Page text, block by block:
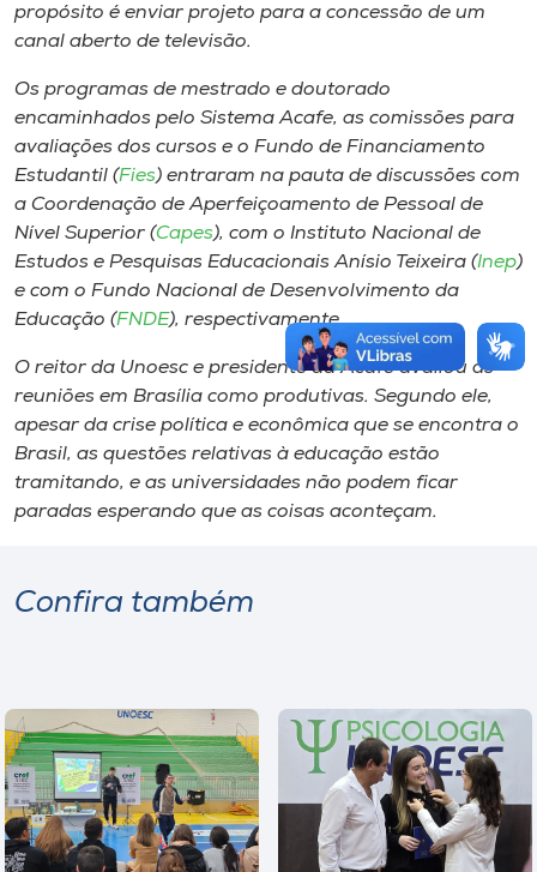
propósito é enviar projeto para a concessão de um
canal aberto de televisão.
Os programas de mestrado e doutorado
encaminhados pelo Sistema Acafe, as comissões para
avaliações dos cursos e o Fundo de Financiamento
Estudantil (Fies) entraram na pauta de discussões com
a Coordenação de Aperfeiçoamento de Pessoal de
Nível Superior (Capes), com o Instituto Nacional de
Estudos e Pesquisas Educacionais Anísio Teixeira (Inep)
e com o Fundo Nacional de Desenvolvimento da
Educação (FNDE), respectivamente.
O reitor da Unoesc e presidente da Acafe avaliou as
reuniões em Brasília como produtivas. Segundo ele,
apesar da crise política e econômica que se encontra o
Brasil, as questões relativas à educação estão
tramitando, e as universidades não podem ficar
paradas esperando que as coisas aconteçam.
Confira também